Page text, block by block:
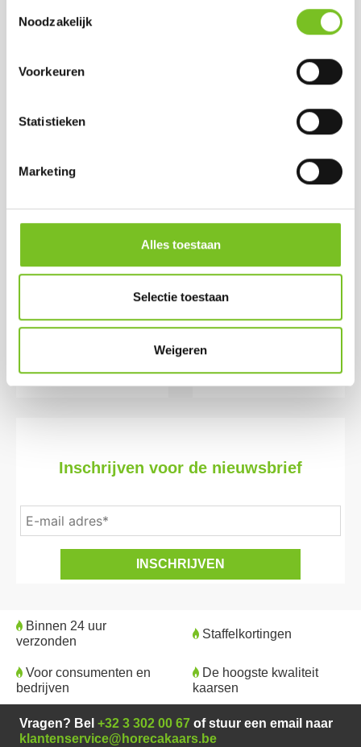
Noodzakelijk
Voorkeuren
Statistieken
Marketing
Alles toestaan
Selectie toestaan
Weigeren
(bij afname van 1
Prijs per doos:
(bij afname van 1
Prijs per doos:
€ 55.36incl. BTW
doos)
Inschrijven voor de nieuwsbrief
Binnen 24 uur
verzonden
Staffelkortingen
Voor consumenten en
bedrijven
De hoogste kwaliteit
kaarsen
Vragen? Bel +32 3 302 00 67 of stuur een email naar
klantenservice@horecakaars.be